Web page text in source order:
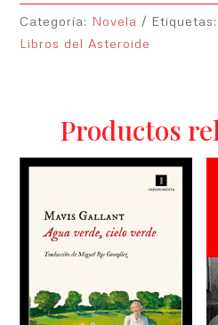
Categoría: Novela
Libros del Asteroide
Productos